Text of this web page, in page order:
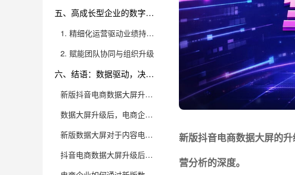
五、高成长型企业的数字化运营首选
1. 精细化运营驱动业绩持续增长
2. 赋能团队协同与组织升级
六、结语：数据驱动，决胜未来
新版抖音电商数据大屏升级后，主要有哪些核心功能亮点？
数据大屏升级后，电商企业的运营决策会有哪些实质性的改变？
新版数据大屏对于内容电商（如短视频、直播）有哪些特殊的分析能力？
抖音电商数据大屏升级后，中小型电商企业如何低成本上手并发挥最大价值？
新版抖音电商数据大屏的
营分析的深度。